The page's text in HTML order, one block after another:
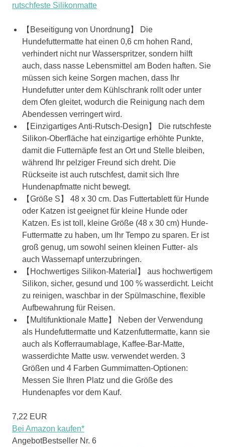
rutschfeste Silikonmatte
【Beseitigung von Unordnung】 Die
Hundefuttermatte hat einen 0,6 cm hohen Rand,
verhindert nicht nur Wasserspritzer, sondern hilft
auch, dass nasse Lebensmittel am Boden haften. Sie
müssen sich keine Sorgen machen, dass Ihr
Hundefutter unter dem Kühlschrank rollt oder unter
dem Ofen gleitet, wodurch die Reinigung nach dem
Abendessen verringert wird.
【Einzigartiges Anti-Rutsch-Design】 Die rutschfeste
Silikon-Oberfläche hat einzigartige erhöhte Punkte,
damit die Futternäpfe fest an Ort und Stelle bleiben,
während Ihr pelziger Freund sich dreht. Die
Rückseite ist auch rutschfest, damit sich Ihre
Hundenapfmatte nicht bewegt.
【Größe S】 48 x 30 cm. Das Futtertablett für Hunde
oder Katzen ist geeignet für kleine Hunde oder
Katzen. Es ist toll, kleine Größe (48 x 30 cm) Hunde-
Futtermatte zu haben, um Ihr Tempo zu sparen. Er ist
groß genug, um sowohl seinen kleinen Futter- als
auch Wassernapf unterzubringen.
【Hochwertiges Silikon-Material】 aus hochwertigem
Silikon, sicher, gesund und 100 % wasserdicht. Leicht
zu reinigen, waschbar in der Spülmaschine, flexible
Aufbewahrung für Reisen.
【Multifunktionale Matte】 Neben der Verwendung
als Hundefuttermatte und Katzenfuttermatte, kann sie
auch als Kofferraumablage, Kaffee-Bar-Matte,
wasserdichte Matte usw. verwendet werden. 3
Größen und 4 Farben Gummimatten-Optionen:
Messen Sie Ihren Platz und die Größe des
Hundenapfes vor dem Kauf.
7,22 EUR
Bei Amazon kaufen*
AngebotBestseller Nr. 6